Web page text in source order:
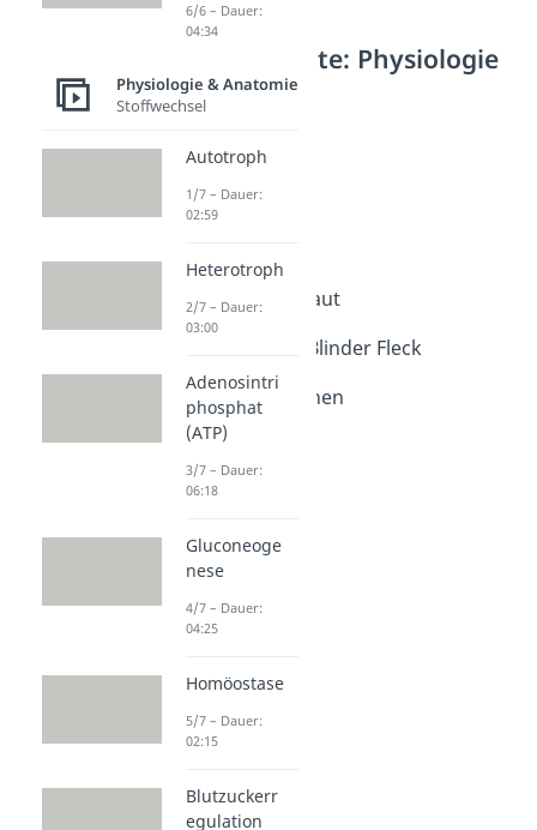
Weitere Inhalte: Physiologie
& Anatomie
Das Ohr
Das Auge
Dauer: 04:43
Dauer: 04:26
Aufbau der Netzhaut
Dauer: 05:06
Gelber Fleck und Blinder Fleck
Dauer: 04:30
Zapfen und Stäbchen
Dauer: 03:56
6/6 – Dauer:
04:34
Physiologie & Anatomie
Stoffwechsel
Autotroph
1/7 – Dauer:
02:59
Heterotroph
2/7 – Dauer:
03:00
Adenosintri
phosphat
(ATP)
3/7 – Dauer:
06:18
Gluconeoge
nese
4/7 – Dauer:
04:25
Homöostase
5/7 – Dauer:
02:15
Blutzuckerr
egulation